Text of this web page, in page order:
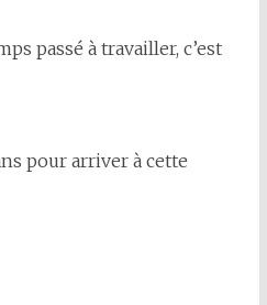
passé à travailler, c’est
pour arriver à cette